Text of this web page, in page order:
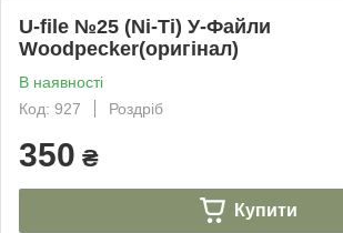
U-file №25 (Ni-Ti) У-Файли
Woodpecker(оригінал)
В наявності
Код: 927
Роздріб
350 ₴
Купити